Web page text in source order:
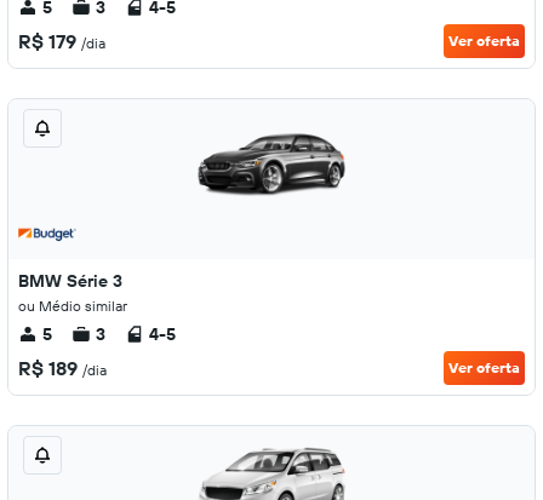
5 3 4-5
R$ 179 /dia Ver oferta
BMW Série 3
ou Médio similar
5 3 4-5
R$ 189 /dia Ver oferta